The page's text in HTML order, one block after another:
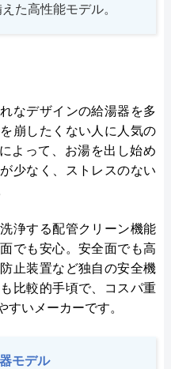
た高性能モデル。
なデザインの給湯器を多
崩したくない人に人気の
よって、お湯を出し始め
少なく、ストレスのない
浄する配管クリーン機能
でも安心。安全面でも高
止装置など独自の安全機
比較的手頃で、コスパ重
いメーカーです。
モデル